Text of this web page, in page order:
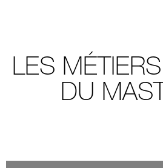
LES
DU